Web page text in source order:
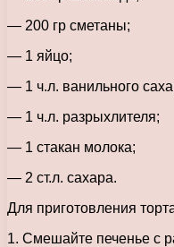
— 200 гр сметаны;
— 1 яйцо;
— 1 ч.л. ванильного
— 1 ч.л. разрыхлителя;
— 1 стакан молока;
— 2 ст.л. сахара.
Для приготовления
1. Смешайте печенье с